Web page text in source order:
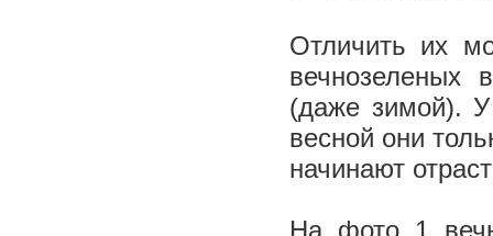
Отличить их
вечнозеленых
(даже зимой). У
весной они
начинают
На фото 1